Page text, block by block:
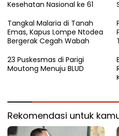
Kesehatan Nasional ke 61
Tangkal Malaria di Tanah
Emas, Kapus Lompe Ntodea
Bergerak Cegah Wabah
23 Puskesmas di Parigi
Moutong Menuju BLUD
Rekomendasi untuk